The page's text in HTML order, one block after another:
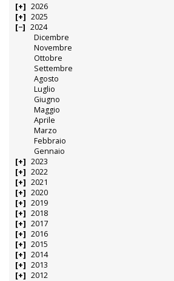
2026
2025
2024
Dicembre
Novembre
Ottobre
Settembre
Agosto
Luglio
Giugno
Maggio
Aprile
Marzo
Febbraio
Gennaio
2023
2022
2021
2020
2019
2018
2017
2016
2015
2014
2013
2012